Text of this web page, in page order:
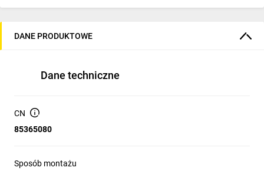
DANE PRODUKTOWE
Dane techniczne
CN
85365080
Sposób montażu